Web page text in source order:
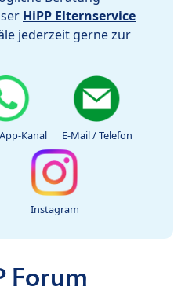
HiPP Elternservice
jederzeit gerne zur
Kanal E-Mail / Telefon
Instagram
Forum